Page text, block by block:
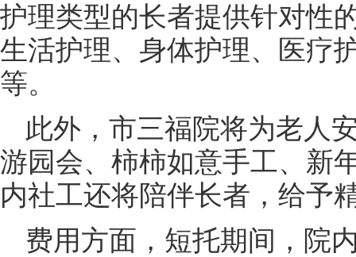
护理类型的长者提供针对性
生活护理、身体护理、医疗
等。
此外，市三福院将为老人
游园会、柿柿如意手工、新
内社工还将陪伴长者，给予
费用方面，短托期间，院